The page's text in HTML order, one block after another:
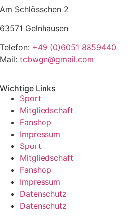
Am Schlösschen 2
63571 Gelnhausen
Telefon: +49 (0)6051 8859440
Mail: tcbwgn@gmail.com
Wichtige Links
Sport
Mitgliedschaft
Fanshop
Impressum
Sport
Mitgliedschaft
Fanshop
Impressum
Datenschutz
Datenschutz